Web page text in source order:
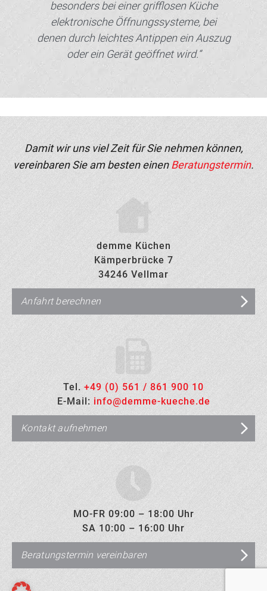
besonders bei einer grifflosen Küche
elektronische Öffnungssysteme, bei
denen durch leichtes Antippen ein Auszug
oder ein Gerät geöffnet wird.“
Damit wir uns viel Zeit für Sie nehmen können,
vereinbaren Sie am besten einenBeratungstermin.
demme Küchen
Kämperbrücke 7
34246 Vellmar
Anfahrt berechnen
Tel. +49 (0) 561 / 861 900 10
E-Mail: info@demme-kueche.de
Kontakt aufnehmen
MO-FR 09:00 – 18:00 Uhr
SA 10:00 – 16:00 Uhr
Beratungstermin vereinbaren